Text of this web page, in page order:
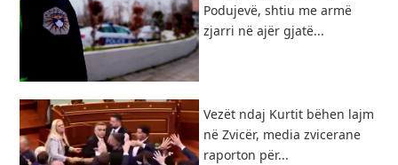
Podujevë, shtiu me armë
zjarri në ajër gjatë...
Vezët ndaj Kurtit bëhen lajm
në Zvicër, media zvicerane
raporton për...